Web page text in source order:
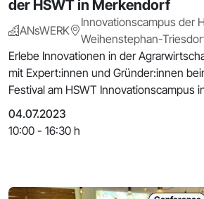
der HSWT in Merkendorf
ANsWERK
Innovationscampus der
Weihenstephan-
Erlebe Innovationen in der
mit Expert:innen und Gründer:innen
Festival am HSWT Innovationscampus
04.07.2023
10:00 - 16:30 h